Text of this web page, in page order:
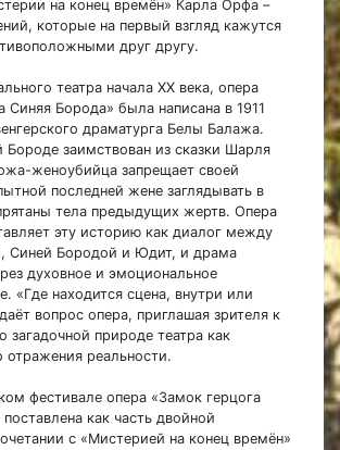
на конец времён» Карла Орфа –
которые на первый взгляд кажутся
друг другу.
театра начала XX века, опера
Синяя Борода» была написана в 1911
драматурга Белы Балажа.
заимствован из сказки Шарля
женоубийца запрещает своей
последней жене заглядывать в
тела предыдущих жертв. Опера
эту историю как диалог между
Синей Бородой и Юдит, и драма
духовное и эмоциональное
«Где находится сцена, внутри или
вопрос опера, приглашая зрителя к
природе театра как
отражения реальности.
фестивале опера «Замок герцога
как часть двойной
с «Мистерией на конец времён»